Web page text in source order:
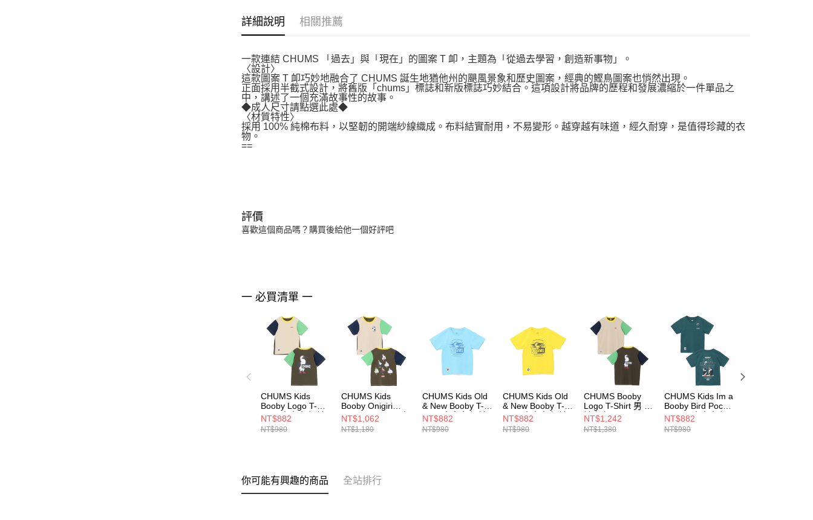
詳細說明 相關推薦
一款連結 CHUMS 「過去」與「現在」的圖案 T 卹，主題為「從過去學習，創造新事物」。
〈設計〉
這款圖案 T 卹巧妙地融合了 CHUMS 誕生地猶他州的颶風景象和歷史圖案，經典的鰹鳥圖案也悄然出現。
正面採用半截式設計，將舊版「chums」標誌和新版標誌巧妙結合。這項設計將品牌的歷程和發展濃縮於一件單品之
中，講述了一個充滿故事性的故事。
◆成人尺寸請點選此處◆
〈材質特性〉
採用 100% 純棉布料，以堅韌的開端紗線織成。布料結實耐用，不易變形。越穿越有味道，經久耐穿，是值得珍藏的衣
物。
==
評價
喜歡這個商品嗎？購買後給他一個好評吧
一 必買清單 一
CHUMS Kids
Booby Logo T-
Shirt 中大童 短袖
上衣 Green Crazy
CH211282C086
NT$882
NT$980
CHUMS Kids
Booby Onigiri
Friends T-Shirt 中
大童 短袖上衣
Green Crazy
NT$1,062
NT$1,180
CHUMS Kids Old
& New Booby T-
Shirt 中大童 短袖
上衣 淺藍
CH211442A002
NT$882
NT$980
CHUMS Kids Old
& New Booby T-
Shirt 中大童 短袖
上衣 黃色
CH211442Y001
NT$882
NT$980
CHUMS Booby
Logo T-Shirt 男 短
袖上衣 Green
Crazy
CH012737C086
NT$1,242
NT$1,380
CHUMS Kids Im a
Booby Bird Pocket
T-Shirt 中大童 短
袖上衣 深藍綠
CH211447T035
NT$882
NT$980
你可能有興趣的商品 全站排行